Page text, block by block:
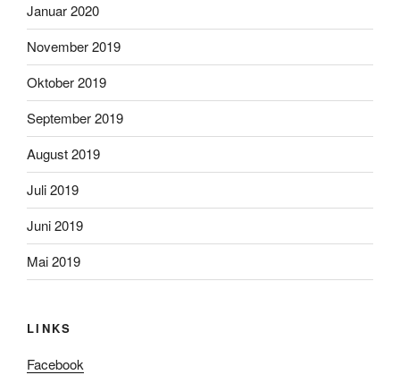
Januar 2020
November 2019
Oktober 2019
September 2019
August 2019
Juli 2019
Juni 2019
Mai 2019
LINKS
Facebook